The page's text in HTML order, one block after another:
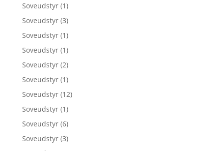
Soveudstyr (1)
Soveudstyr (3)
Soveudstyr (1)
Soveudstyr (1)
Soveudstyr (2)
Soveudstyr (1)
Soveudstyr (12)
Soveudstyr (1)
Soveudstyr (6)
Soveudstyr (3)